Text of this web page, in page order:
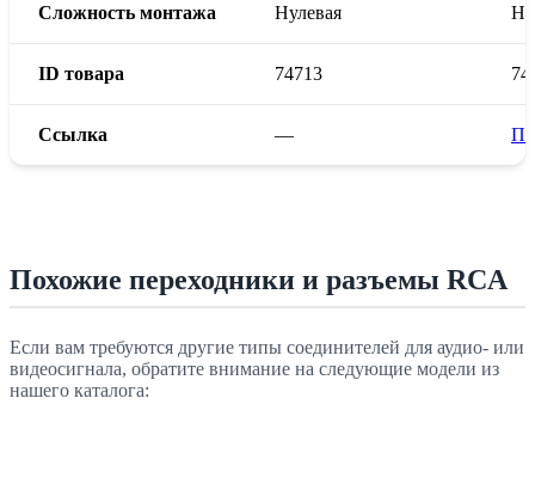
Сложность монтажа Нулевая
ID товара 74713
Ссылка —
Похожие переходники и разъемы RCA
Если вам требуются другие типы соединителей для аудио- или
видеосигнала, обратите внимание на следующие модели из
нашего каталога: